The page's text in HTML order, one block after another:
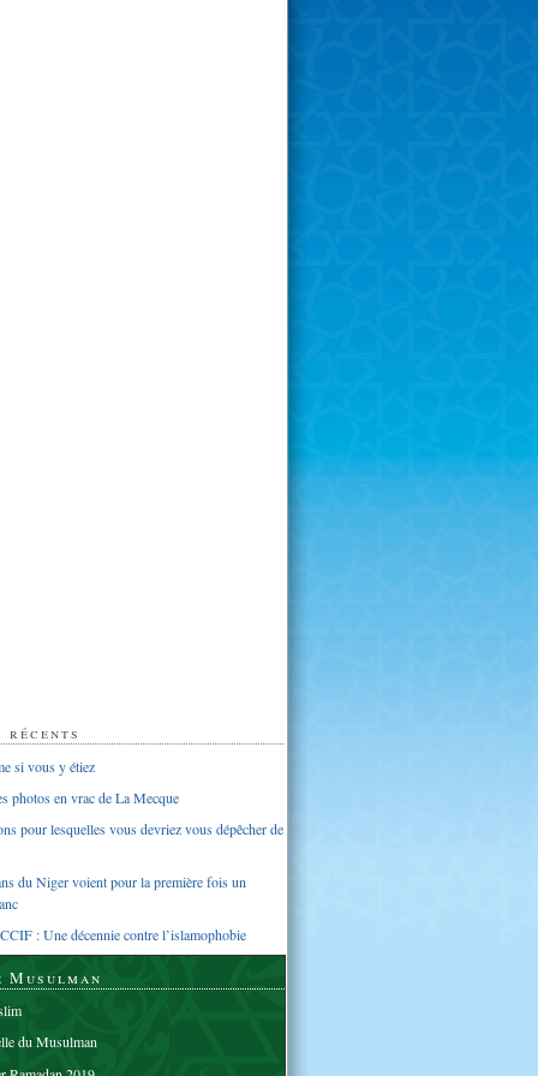
si vous y étiez
photos en vrac de La Mecque
pour lesquelles vous devriez vous dépêcher de
du Niger voient pour la première fois un
: Une décennie contre l’islamophobie
Musulman
du Musulman